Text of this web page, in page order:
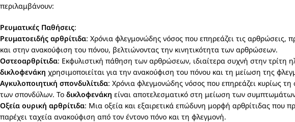
περιλαμβάνουν:
Ρευματικές Παθήσεις:
Ρευματοειδής αρθρίτιδα: Χρόνια φλεγμονώδης νόσος που επηρεάζει τις αρθρώσεις,
και στην ανακούφιση του πόνου, βελτιώνοντας την κινητικότητα των αρθρώσεων.
Οστεοαρθρίτιδα: Εκφυλιστική πάθηση των αρθρώσεων, ιδιαίτερα συχνή στην τρίτη
δικλοφενάκη χρησιμοποιείται για την ανακούφιση του πόνου και τη μείωση της
Αγκυλοποιητική σπονδυλίτιδα: Χρόνια φλεγμονώδης νόσος που επηρεάζει κυρίως
των σπονδύλων. Το δικλοφενάκη είναι αποτελεσματικό στη μείωση των
Οξεία ουρική αρθρίτιδα: Μια οξεία και εξαιρετικά επώδυνη μορφή αρθρίτιδας που
παρέχει ταχεία ανακούφιση από τον έντονο πόνο και τη φλεγμονή.